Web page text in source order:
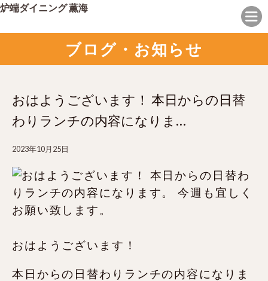
炉端ダイニング 薫海
ブログ・お知らせ
おはようございます！ 本日からの日替
わりランチの内容になりま…
2023年10月25日
おはようございます！
本日からの日替わりランチの内容になりま